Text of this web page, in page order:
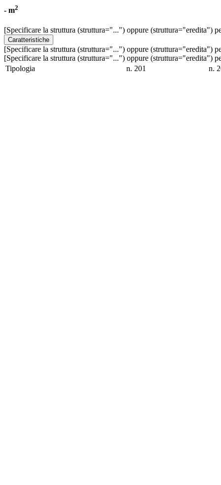
- m2
[Specificare la struttura (struttura="...") oppure (struttura="eredita")
Caratteristiche
[Specificare la struttura (struttura="...") oppure (struttura="eredita")
[Specificare la struttura (struttura="...") oppure (struttura="eredita")
Tipologia
n. 201 n.